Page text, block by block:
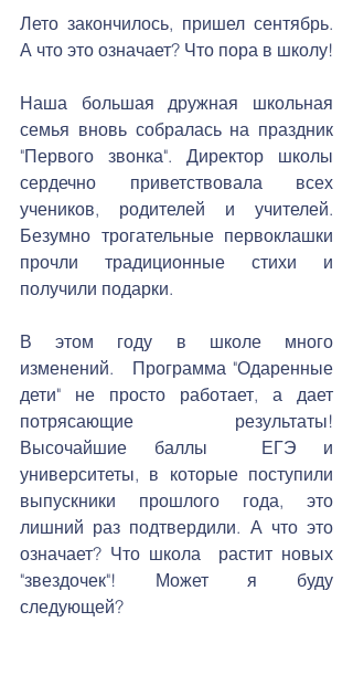
Лето закончилось, пришел сентябрь.
А что это означает? Что пора в школу!
Наша большая дружная школьная
семья вновь собралась на праздник
"Первого звонка". Директор школы
сердечно приветствовала всех
учеников, родителей и учителей.
Безумно трогательные первоклашки
прочли традиционные стихи и
получили подарки.
В этом году в школе много
изменений.   Программа "Одаренные
дети" не просто работает, а дает
потрясающие результаты!
Высочайшие баллы  ЕГЭ и
университеты, в которые поступили
выпускники прошлого года, это
лишний раз подтвердили. А что это
означает? Что школа  растит новых
"звездочек"! Может я буду
следующей?